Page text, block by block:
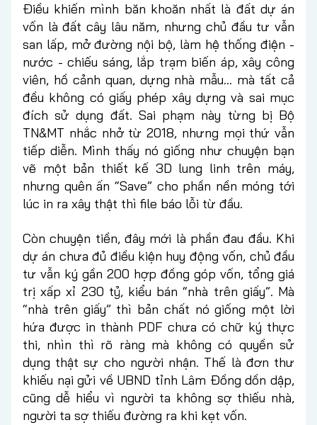
Điều khiến mình băn khoăn nhất là đất dự án
vốn là đất cây lâu năm, nhưng chủ đầu tư vẫn
san lấp, mở đường nội bộ, làm hệ thống điện -
nước - chiếu sáng, lắp trạm biến áp, xây công
viên, hồ cảnh quan, dựng nhà mẫu… mà tất cả
đều không có giấy phép xây dựng và sai mục
đích sử dụng đất. Sai phạm này từng bị Bộ
TN&MT nhắc nhở từ 2018, nhưng mọi thứ vẫn
tiếp diễn. Mình thấy nó giống như chuyện bạn
vẽ một bản thiết kế 3D lung linh trên máy,
nhưng quên ấn “Save” cho phần nền móng tới
lúc in ra xây thật thì file báo lỗi từ đầu.
Còn chuyện tiền, đây mới là phần đau đầu. Khi
dự án chưa đủ điều kiện huy động vốn, chủ đầu
tư vẫn ký gần 200 hợp đồng góp vốn, tổng giá
trị xấp xỉ 230 tỷ, kiểu bán “nhà trên giấy”. Mà
“nhà trên giấy” thì bản chất nó giống một lời
hứa được in thành PDF chưa có chữ ký thực
thi, nhìn thì rõ ràng mà không có quyền sử
dụng thật sự cho người nhận. Thế là đơn thư
khiếu nại gửi về UBND tỉnh Lâm Đồng dồn dập,
cũng dễ hiểu vì người ta không sợ thiếu nhà,
người ta sợ thiếu đường ra khi kẹt vốn.